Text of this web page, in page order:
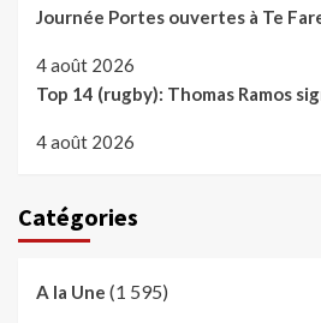
Journée Portes ouvertes à Te
4 août 2026
Top 14 (rugby): Thomas Ramos
4 août 2026
Catégories
A la Une (1 595)